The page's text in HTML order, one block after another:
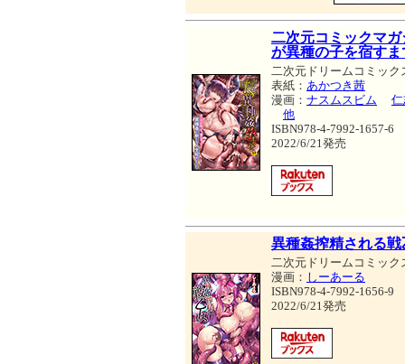
二次元コミックマ
が異種の子を宿すま
二次元ドリームコミック
表紙： あかつき茜
漫画： ナスムスビム
他
ISBN978-4-7992-1657-6
2022/6/21発売
異種姦搾精される戦
二次元ドリームコミック
漫画： しーあーる
ISBN978-4-7992-1656-9
2022/6/21発売